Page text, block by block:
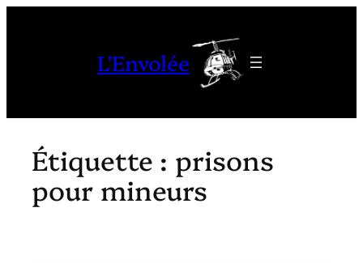
L'Envolée
Étiquette : prisons
pour mineurs